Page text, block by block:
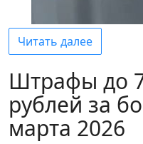
Читать далее
Штрафы до
рублей за
марта 2026